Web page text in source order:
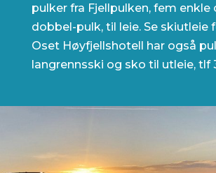
pulker fra Fjellpulken, fem enkle
dobbel-pulk, til leie. Se skiutleie
Oset Høyfjellshotell har også
langrennsski og sko til utleie, tlf